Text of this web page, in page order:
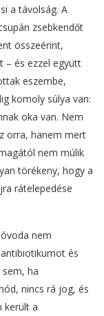
a távolság. A
zsebkendőt
összeérint,
– és ezzel együtt
eszembe,
komoly súlya van:
oka van. Nem
orra, hanem mert
nem múlik
törékeny, hogy a
rátelepedése
nem
és
ha
nincs rá jog, és
került a